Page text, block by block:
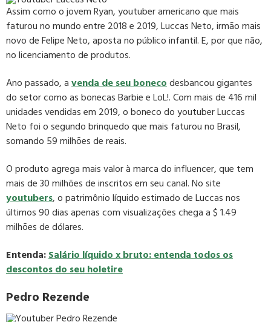
Assim como o jovem Ryan, youtuber americano que mais
faturou no mundo entre 2018 e 2019, Luccas Neto, irmão mais
novo de Felipe Neto, aposta no público infantil. E, por que não,
no licenciamento de produtos.
Ano passado, avenda de seu bonecodesbancou gigantes
do setor como as bonecas Barbie e LoL!. Com mais de 416 mil
unidades vendidas em 2019, o boneco do youtuber Luccas
Neto foi o segundo brinquedo que mais faturou no Brasil,
somando 59 milhões de reais.
O produto agrega mais valor à marca do influencer, que tem
mais de 30 milhões de inscritos em seu canal. No site
youtubers, o patrimônio líquido estimado de Luccas nos
últimos 90 dias apenas com visualizações chega a $ 1.49
milhões de dólares.
Entenda:Salário líquido x bruto: entenda todos os
descontos do seu holetire
Pedro Rezende